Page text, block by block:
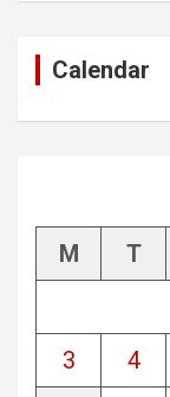
Calendar
M
T
3
4